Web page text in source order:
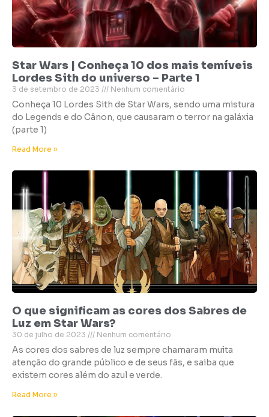
Star Wars | Conheça 10 dos mais temíveis
Lordes Sith do universo – Parte 1
3 de setembro de 2023 Nenhum comentário
Conheça 10 Lordes Sith de Star Wars, sendo uma mistura
do Legends e do Cânon, que causaram o terror na galáxia
(parte 1)
Read More »
O que significam as cores dos Sabres de
Luz em Star Wars?
30 de julho de 2023 Nenhum comentário
As cores dos sabres de luz sempre chamaram muita
atenção do grande público e de seus fãs, e saiba que
existem cores além do azul e verde.
Read More »